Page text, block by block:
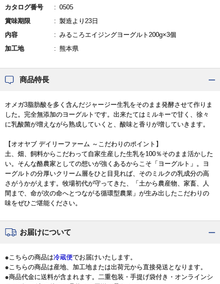
カタログ番号
0505
賞味期限
製造より23日
内容
みるころエイジングヨーグルト200g×3個
加工地
熊本県
商品特長
オメガ3脂肪酸を多く含んだジャージー生乳をそのまま発酵させて作りま
した。完全無添加のヨーグルトです。出来たてはミルキーで甘く、徐々
に乳酸菌が増えながら熟成していくと、酸味と香りが増していきます。
【オオヤブ デイリーファーム ～こだわりのポイント】
土、畑、飼料からこだわって自家生産した生乳を100％そのまま活かした
い。そんな酪農家としての想いが強くあるからこそ「ヨーグルト」。ヨ
ーグルトの分厚いクリーム層をひと目見れば、そのミルクの乳成分の高
さがうかがえます。牧場初代が守ってきた、「土から農産物、家畜、人
間まで、命が次の命へとつながる循環型農業」が生み出したこだわりの
味をぜひご堪能ください。
お届けについて
●こちらの商品は冷蔵便でお届けいたします。
●こちらの商品は産地、加工地または出荷元から直接発送となります。
●商品代金に送料が含まれます。二重包装・手提げ袋付き・オンラインシ